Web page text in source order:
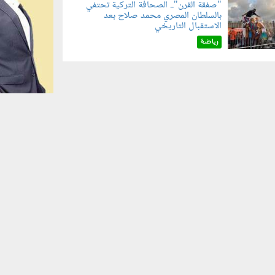
"صفقة القرن".. الصحافة التركية تحتفي
بالسلطان المصري محمد صلاح بعد
الاستقبال التاريخي
رياضة